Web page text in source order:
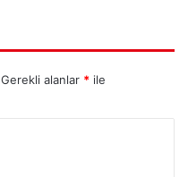
Gerekli alanlar * ile